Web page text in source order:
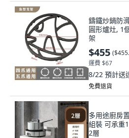
鑄鐵炒鍋防
圓形爐灶, 1
架
$455 (
運費 $67
8/22 預計送
免費退貨
多用途廚房
組裝 可承重
2層